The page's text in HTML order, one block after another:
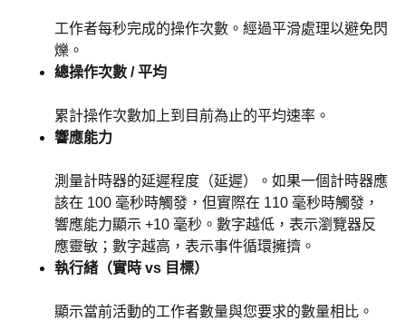
工作者每秒完成的操作次數。經過平滑處理以避免閃
爍。
總操作次數 / 平均
累計操作次數加上到目前為止的平均速率。
響應能力
測量計時器的延遲程度（延遲）。如果一個計時器應
該在 100 毫秒時觸發，但實際在 110 毫秒時觸發，
響應能力顯示 +10 毫秒。數字越低，表示瀏覽器反
應靈敏；數字越高，表示事件循環擁擠。
執行緒（實時 vs 目標）
顯示當前活動的工作者數量與您要求的數量相比。